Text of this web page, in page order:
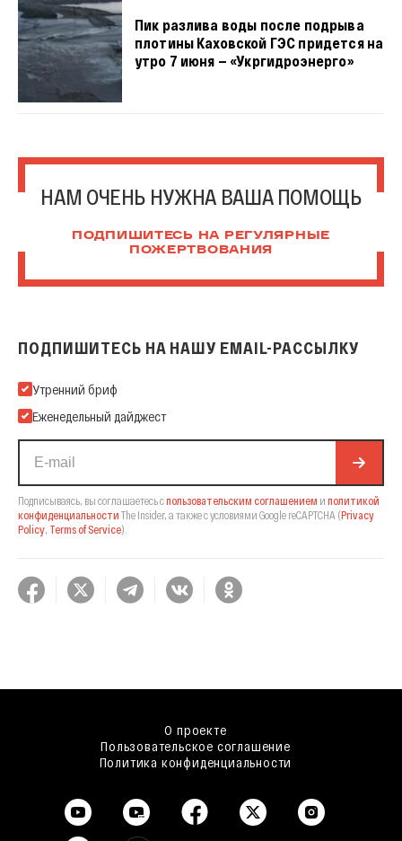
Пик разлива воды после подрыва
плотины Каховской ГЭС придется на
утро 7 июня — «Укргидроэнерго»
НАМ ОЧЕНЬ НУЖНА ВАША ПОМОЩЬ
ПОДПИШИТЕСЬ НА РЕГУЛЯРНЫЕ
ПОЖЕРТВОВАНИЯ
ПОДПИШИТЕСЬ НА НАШУ EMAIL-РАССЫЛКУ
Подпишитесь на нашу Email-рассылку
Утренний бриф
Еженедельный дайджест
Подписываясь, вы соглашаетесь спользовательским соглашением и политикой
конфиденциальности The Insider, а также с условиями Google reCAPTCHA (Privacy
Policy, Terms of Service).
О проекте
Пользовательское соглашение
Политика конфиденциальности